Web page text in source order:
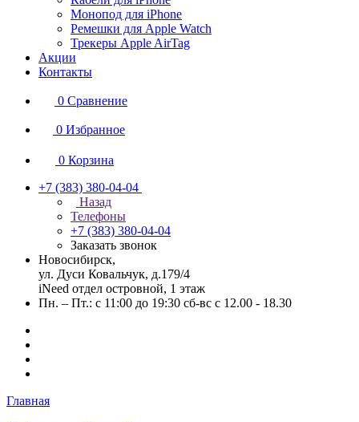
Монопод для iPhone
Ремешки для Apple Watch
Трекеры Apple AirTag
Акции
Контакты
0 Сравнение
0 Избранное
0 Корзина
+7 (383) 380-04-04
Назад
Телефоны
+7 (383) 380-04-04
Заказать звонок
Новосибирск,
ул. Дуси Ковальчук, д.179/4
iNeed отдел островной, 1 этаж
Пн. – Пт.: с 11:00 до 19:30 сб-вс с 12.00 - 18.30
Главная